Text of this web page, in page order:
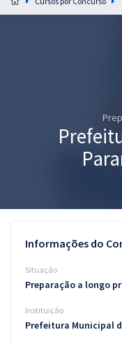
residências em saúde do Brasil
Conteúdo gratuito
Blog
Informações do
Situação
Preparação a longo
Instituição
Prefeitura Municipal